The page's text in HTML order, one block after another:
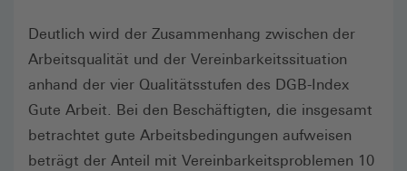
Deutlich wird der Zusammenhang zwischen der
Arbeitsqualität und der Vereinbarkeitssituation
anhand der vier Qualitätsstufen des DGB-Index
Gute Arbeit. Bei den Beschäftigten, die insgesamt
betrachtet gute Arbeitsbedingungen aufweisen
beträgt der Anteil mit Vereinbarkeitsproblemen 10